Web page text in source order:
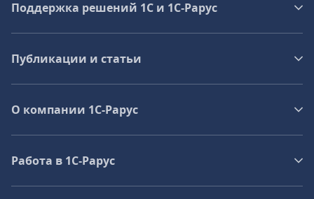
Поддержка решений 1С и 1С‑Рарус
Публикации и статьи
О компании 1C-Рарус
Работа в 1С‑Рарус